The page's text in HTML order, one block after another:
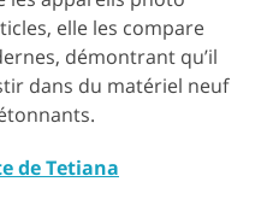
elle les compare
démontrant qu’il
dans du matériel neuf
de Tetiana